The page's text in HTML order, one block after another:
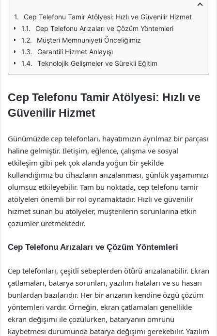
Cep Telefonu Tamir Atölyesi: Hızlı ve Güvenilir Hizmet
Cep Telefonu Arızaları ve Çözüm Yöntemleri
Müşteri Memnuniyeti Önceliğimiz
Garantili Hizmet Anlayışı
Teknolojik Gelişmeler ve Sürekli Eğitim
Cep Telefonu Tamir Atölyesi: Hızlı ve
Güvenilir Hizmet
Günümüzde cep telefonları, hayatımızın ayrılmaz bir parçası
haline gelmiştir. İletişim, eğlence, çalışma ve sosyal
etkileşim gibi pek çok alanda yoğun bir şekilde
kullandığımız bu cihazların arızalanması, günlük yaşamımızı
olumsuz etkileyebilir. Tam bu noktada, cep telefonu tamir
atölyeleri önemli bir rol oynamaktadır. Hızlı ve güvenilir
hizmet sunan bu atölyeler, müşterilerin sorunlarına etkin
çözümler üretmektedir.
Cep Telefonu Arızaları ve Çözüm Yöntemleri
Cep telefonları, çeşitli sebeplerden ötürü arızalanabilir. Ekran
çatlamaları, batarya sorunları, yazılım hataları ve su hasarı
bunlardan bazılarıdır. Her bir arızanın kendine özgü çözüm
yöntemleri vardır. Örneğin, ekran çatlamaları genellikle
ekran değişimi ile çözülürken, bataryanın ömrünü
kaybetmesi durumunda batarya değişimi gerekebilir. Yazılım